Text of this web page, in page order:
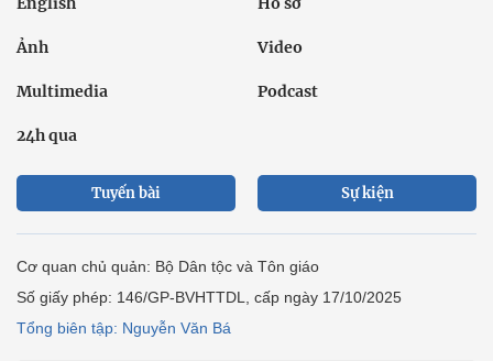
Ảnh Video
Multimedia Podcast
24h qua
Tuyến bài Sự kiện
Cơ quan chủ quản: Bộ Dân tộc và Tôn giáo
Số giấy phép: 146/GP-BVHTTDL, cấp ngày 17/10/2025
Tổng biên tập: Nguyễn Văn Bá